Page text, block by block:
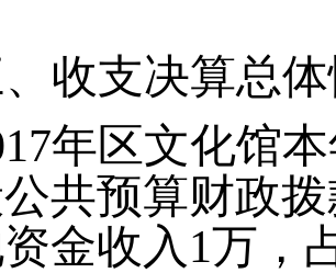
收支决算总
年区文化馆
共预算财政
金收入 1万，